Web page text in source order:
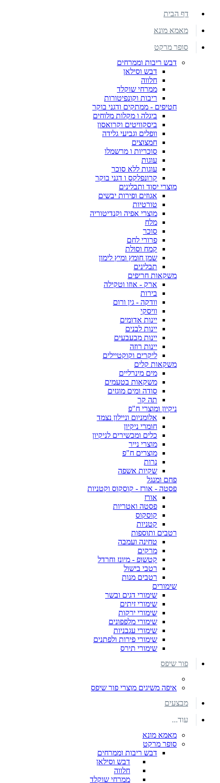
דף הבית
מאמא מונא
סופר מרקט
דבש ריבות וממרחים
דבש וסילאן
חלווה
ממרחי שוקלד
ריבות וקונפיטורות
חטיפים - ממתקים ודגני בוקר
ביגלה ו מקלות מלוחים
ביסקוויטים וקרואסון
וופלים וגביעי גלידה
חמצוצים
סוכריות ו מרשמלו
עוגות
עוגות ללא סוכר
קרונפלקס ו דגני בוקר
מוצרי יסוד ותבלינים
אגוזים ופירות יבשים
טורטיות
מוצרי אפיה וקנדיטוריה
מלח
סוכר
פרורי לחם
קמח וסולת
שמן חומץ ומיץ לימון
תבלינים
משקאות חריפים
ארק - אוזו וטקילה
בירות
וודקה - גין ורום
וויסקי
יינות אדומים
יינות לבנים
יינות מבעבעים
יינות רוזה
ליקרים וקוקטיילים
משקאות קלים
מים מינרליים
משקאות בטעמים
סודה ומים מוגזים
תה קר
ניקיון ומוצרי ח"פ
אלומניום וניילון נצמד
חומרי ניקיון
כלים ומכשירים לניקיון
מוצרי נייר
מוצרים ח"פ
נרות
שקיות אשפה
פחם ומנגל
פסטה - אורז - קוסקוס וקטניות
אורז
פסטה ואטריות
קוסקוס
קטניות
רטבים ותוספות
טחינה ועמבה
מרקים
קטשופ - מיונז וחרדל
רטבי בישול
רטבים מנות
שימורים
שימורי דגים ובשר
שימורי זיתים
שימורי ירקות
שימורי מלפפונים
שימורי עגבניות
שימורי פירות ולפתנים
שימורי תירס
פור שיפס
איפה משיגים מוצרי פור שיפס
מבצעים
עוד...
מאמא מונא
סופר מרקט
דבש ריבות וממרחים
דבש וסילאן
חלווה
ממרחי שוקלד